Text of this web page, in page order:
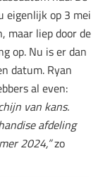
eigenlijk op 3 mei
maar liep door de
op. Nu is er dan
datum. Ryan
al even:
van kans.
afdeling
2024,”zo